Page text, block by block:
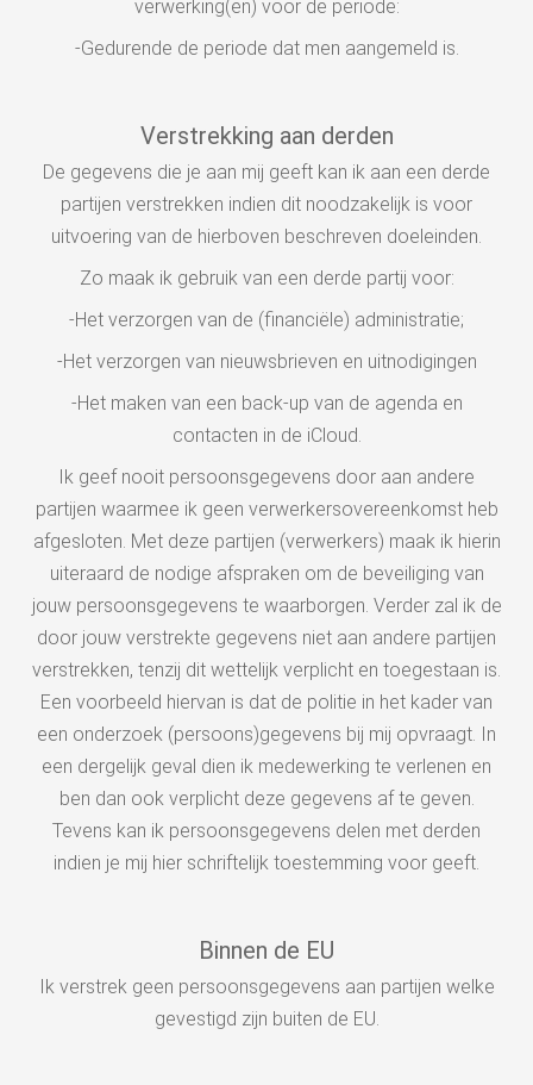
verwerking(en) voor de periode:
-Gedurende de periode dat men aangemeld is.
Verstrekking aan derden
De gegevens die je aan mij geeft kan ik aan een derde
partijen verstrekken indien dit noodzakelijk is voor
uitvoering van de hierboven beschreven doeleinden.
Zo maak ik gebruik van een derde partij voor:
-Het verzorgen van de (financiële) administratie;
-Het verzorgen van nieuwsbrieven en uitnodigingen
-Het maken van een back-up van de agenda en
contacten in de iCloud.
Ik geef nooit persoonsgegevens door aan andere
partijen waarmee ik geen verwerkersovereenkomst heb
afgesloten. Met deze partijen (verwerkers) maak ik hierin
uiteraard de nodige afspraken om de beveiliging van
jouw persoonsgegevens te waarborgen. Verder zal ik de
door jouw verstrekte gegevens niet aan andere partijen
verstrekken, tenzij dit wettelijk verplicht en toegestaan is.
Een voorbeeld hiervan is dat de politie in het kader van
een onderzoek (persoons)gegevens bij mij opvraagt. In
een dergelijk geval dien ik medewerking te verlenen en
ben dan ook verplicht deze gegevens af te geven.
Tevens kan ik persoonsgegevens delen met derden
indien je mij hier schriftelijk toestemming voor geeft.
Binnen de EU
Ik verstrek geen persoonsgegevens aan partijen welke
gevestigd zijn buiten de EU.